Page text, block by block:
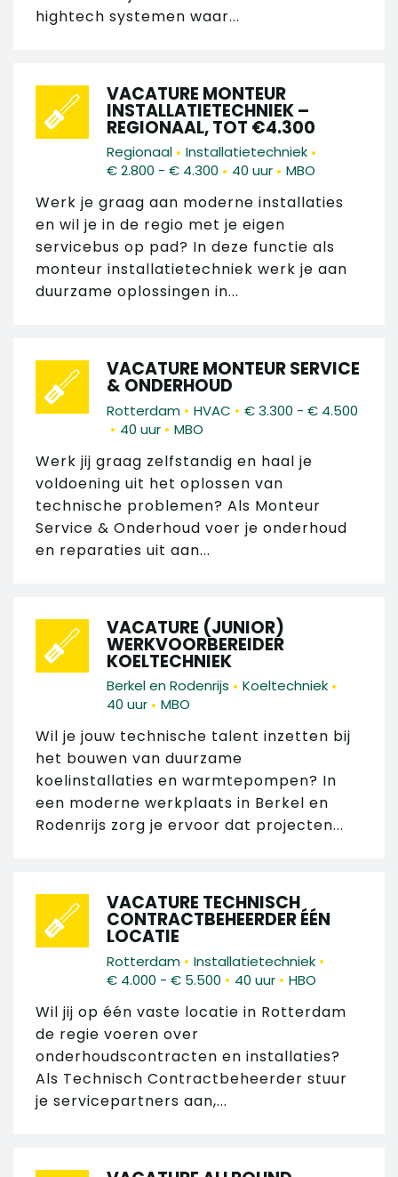
hightech systemen waar...
VACATURE MONTEUR
INSTALLATIETECHNIEK –
REGIONAAL, TOT €4.300
Regionaal • Installatietechniek •
€ 2.800 - € 4.300 • 40 uur • MBO
Werk je graag aan moderne installaties
en wil je in de regio met je eigen
servicebus op pad? In deze functie als
monteur installatietechniek werk je aan
duurzame oplossingen in...
VACATURE MONTEUR SERVICE
& ONDERHOUD
Rotterdam • HVAC • € 3.300 - € 4.500
• 40 uur • MBO
Werk jij graag zelfstandig en haal je
voldoening uit het oplossen van
technische problemen? Als Monteur
Service & Onderhoud voer je onderhoud
en reparaties uit aan...
VACATURE (JUNIOR)
WERKVOORBEREIDER
KOELTECHNIEK
Berkel en Rodenrijs • Koeltechniek •
40 uur • MBO
Wil je jouw technische talent inzetten bij
het bouwen van duurzame
koelinstallaties en warmtepompen? In
een moderne werkplaats in Berkel en
Rodenrijs zorg je ervoor dat projecten...
VACATURE TECHNISCH
CONTRACTBEHEERDER ÉÉN
LOCATIE
Rotterdam • Installatietechniek •
€ 4.000 - € 5.500 • 40 uur • HBO
Wil jij op één vaste locatie in Rotterdam
de regie voeren over
onderhoudscontracten en installaties?
Als Technisch Contractbeheerder stuur
je servicepartners aan,...